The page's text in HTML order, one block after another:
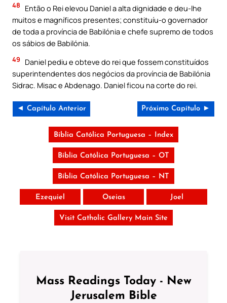
48
Então o Rei elevou Daniel a alta dignidade e deu-lhe
muitos e magníficos presentes; constituíu-o governador
de toda a província de Babilónia e chefe supremo de todos
os sábios de Babilónia.
49
Daniel pediu e obteve do rei que fossem constituídos
superintendentes dos negócios da província de Babilónia
Sidrac. Misac e Abdenago. Daniel ficou na corte do rei.
◄ Capítulo Anterior Próximo Capítulo ►
Bíblia Católica Portuguesa – Index
Bíblia Católica Portuguesa – OT
Bíblia Católica Portuguesa – NT
Ezequiel Oseias Joel
Visit Catholic Gallery Main Site
Mass Readings Today - New
Jerusalem Bible